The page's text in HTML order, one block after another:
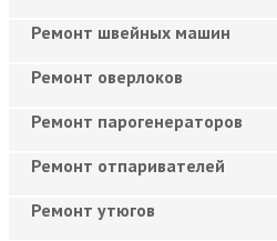
Ремонт швейных машин
Ремонт оверлоков
Ремонт парогенераторов
Ремонт отпаривателей
Ремонт утюгов